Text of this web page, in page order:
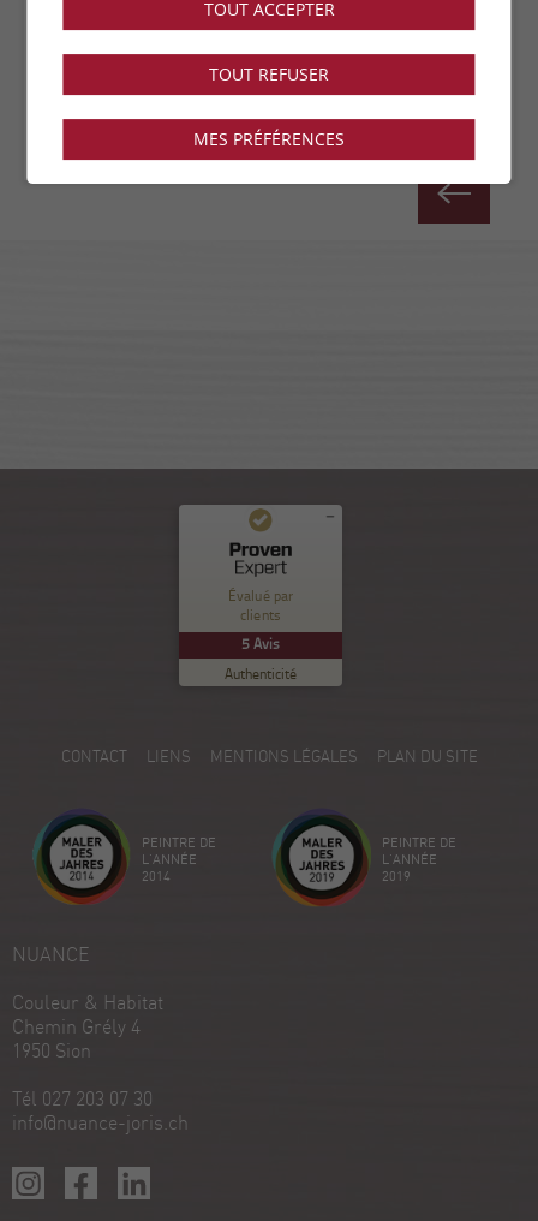
Évalué par
clients
5Avis
Authenticité
Commentaires et expériences des clients pour
Nuance Sion
100
%
Recommandé sur
ProvenExpert.com
EXCELLENT
5.00
/
5
Créez votre propre sceau maintenant
18/12/2025
Voir le profil
CONTACT LIENS MENTIONS LÉGALES PLAN DU SITE
PEINTRE DE
L'ANNÉE
2014
PEINTRE DE
L'ANNÉE
2019
NUANCE
Couleur & Habitat
Chemin Grély 4
1950 Sion
Tél 027 203 07 30
info@nuance-joris.ch
TOUT ACCEPTER
TOUT REFUSER
MES PRÉFÉRENCES